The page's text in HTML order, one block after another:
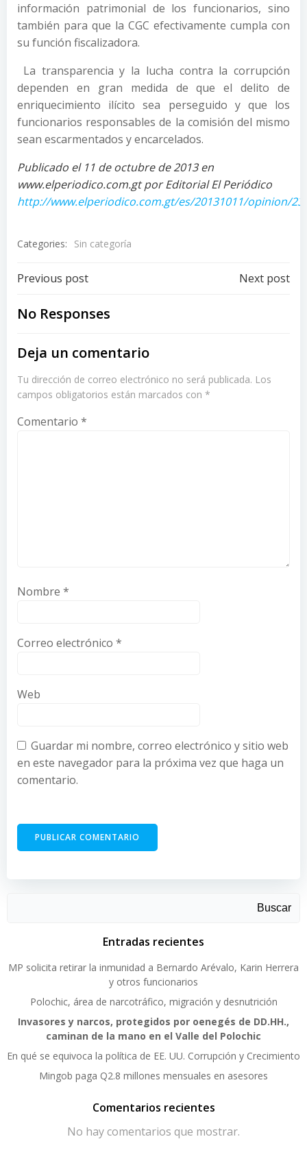
información patrimonial de los funcionarios, sino
también para que la CGC efectivamente cumpla con
su función fiscalizadora.
La transparencia y la lucha contra la corrupción
dependen en gran medida de que el delito de
enriquecimiento ilícito sea perseguido y que los
funcionarios responsables de la comisión del mismo
sean escarmentados y encarcelados.
Publicado el 11 de octubre de 2013 en
www.elperiodico.com.gt por Editorial El Periódico
http://www.elperiodico.com.gt/es/20131011/opinion/
Categories: Sin categoría
Post
navigation
Previous post Next post
No Responses
Deja un comentario
Tu dirección de correo electrónico no será publicada. Los
campos obligatorios están marcados con *
Comentario *
Nombre *
Correo electrónico *
Web
Guardar mi nombre, correo electrónico y sitio web
en este navegador para la próxima vez que haga un
comentario.
Buscar
Entradas recientes
MP solicita retirar la inmunidad a Bernardo Arévalo, Karin Herrera
y otros funcionarios
Polochic, área de narcotráfico, migración y desnutrición
Invasores y narcos, protegidos por oenegés de DD.HH.,
caminan de la mano en el Valle del Polochic
En qué se equivoca la política de EE. UU. Corrupción y Crecimiento
Mingob paga Q2.8 millones mensuales en asesores
Comentarios recientes
No hay comentarios que mostrar.